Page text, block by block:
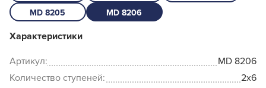
MD 8205
MD 8206
Характеристики
Артикул:
MD 8206
Количество ступеней:
2x6